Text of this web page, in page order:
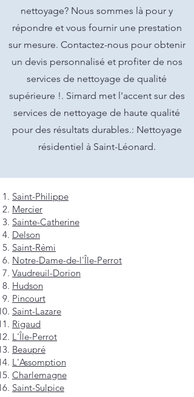
nettoyage? Nous sommes là pour y
répondre et vous fournir une prestation
sur mesure. Contactez-nous pour obtenir
un devis personnalisé et profiter de nos
services de nettoyage de qualité
supérieure !. Simard met l'accent sur des
services de nettoyage de haute qualité
pour des résultats durables.: Nettoyage
résidentiel à Saint-Léonard.
Saint-Philippe
Mercier
Sainte-Catherine
Delson
Saint-Rémi
Notre-Dame-de-l'Île-Perrot
Vaudreuil-Dorion
Hudson
Pincourt
Saint-Lazare
Rigaud
L'Île-Perrot
Beaupré
L'Assomption
Charlemagne
Saint-Sulpice